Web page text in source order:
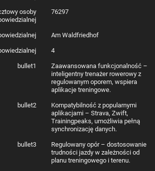
8-12 biegów, SRAM 8-11 biegów, SRAM 12
(wymagany hub XDR)
5.0, ANT+, FTMS
osoby
76297
Am Waldfriedhof
4
bullet1
Zaawansowana funkcjonalność –
inteligentny trenażer rowerowy z
regulowanym oporem, wspiera
aplikacje treningowe.
bullet2
Kompatybilność z popularnymi
aplikacjami – Strava, Zwift,
Trainingpeaks, umożliwia pełną
synchronizację danych.
bullet3
Regulowany opór – dostosowanie
trudności jazdy w zależności od
planu treningowego i terenu.